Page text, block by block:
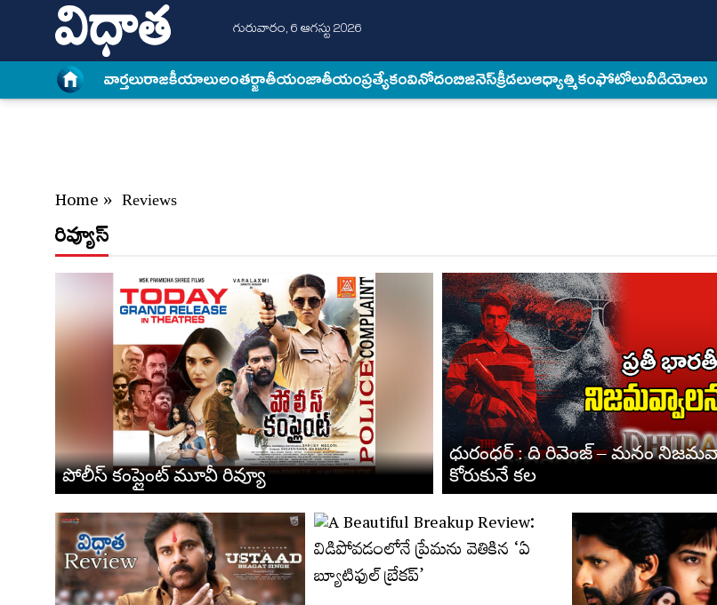
గురువారం, 6 ఆగస్టు 2026
వార్త‌లురాజకీయాలుఅంత‌ర్జాతీయంజాతీయంప్రత్యేకంవినోదంబిజినెస్క్రీడలుఆధ్యాత్మికంఫోటోలువీడియోలు
Home» Reviews
రివ్యూస్
పోలీస్ కంప్లైంట్ మూవీ రివ్యూ
ధురంధర్ : ది రివెంజ్ – మనం
కోరుకునే కల